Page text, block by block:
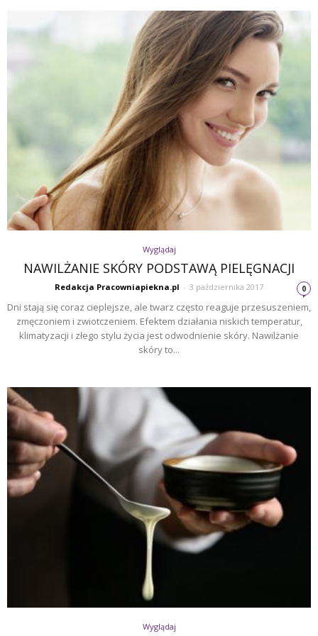
Wyglądaj
NAWILŻANIE SKÓRY PODSTAWĄ PIELĘGNACJI
Redakcja Pracowniapiekna.pl - 3 października 2017 0
Dni stają się coraz cieplejsze, ale twarz często reaguje przesuszeniem,
zmęczoniem i zwiotczeniem. Efektem działania niskich temperatur,
klimatyzacji i złego stylu życia jest odwodnienie skóry. Nawilżanie
skóry to...
Wyglądaj